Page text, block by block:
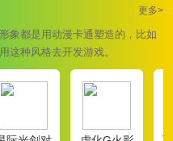
更多>
象都是用动漫卡通塑造的，比如
这种风格去开发游戏。